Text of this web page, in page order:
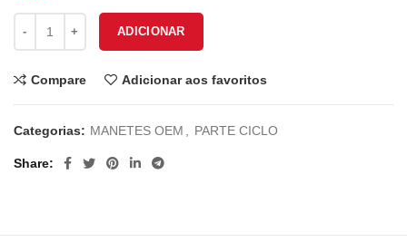
ADICIONAR
Compare Adicionar aos favoritos
Categorias: MANETES OEM PARTE CICLO
Share